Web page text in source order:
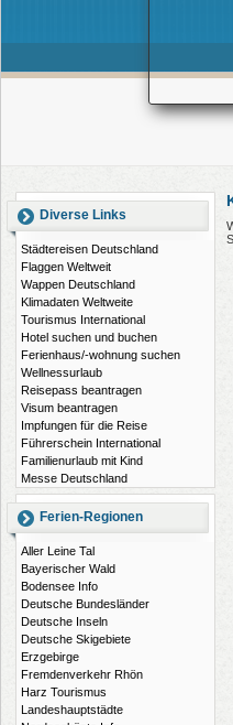
Diverse Links
Städtereisen Deutschland
Flaggen Weltweit
Wappen Deutschland
Klimadaten Weltweite
Tourismus International
Hotel suchen und buchen
Ferienhaus/-wohnung suchen
Wellnessurlaub
Reisepass beantragen
Visum beantragen
Impfungen für die Reise
Führerschein International
Familienurlaub mit Kind
Messe Deutschland
Ferien-Regionen
Aller Leine Tal
Bayerischer Wald
Bodensee Info
Deutsche Bundesländer
Deutsche Inseln
Deutsche Skigebiete
Erzgebirge
Fremdenverkehr Rhön
Harz Tourismus
Landeshauptstädte